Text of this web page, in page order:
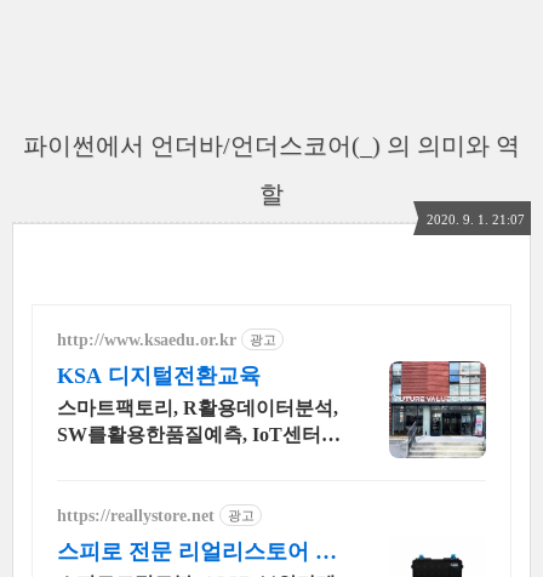
파이썬에서 언더바/언더스코어(_) 의 의미와 역
할
2020. 9. 1. 21:07
http://www.ksaedu.or.kr 광고
KSA 디지털전환교육
스마트팩토리, R활용데이터분석,
SW를활용한품질예측, IoT센터기
https://reallystore.net 광고
스피로 전문 리얼리스토어 코